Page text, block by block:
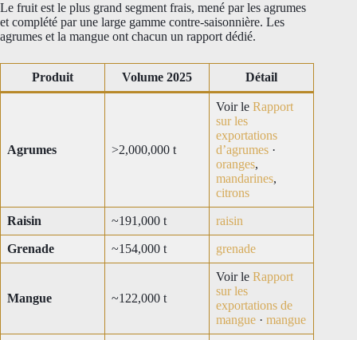
Le fruit est le plus grand segment frais, mené par les agrumes
et complété par une large gamme contre-saisonnière. Les
agrumes et la mangue ont chacun un rapport dédié.
Produit Volume 2025 Détail
Agrumes >2,000,000 t
Voir le Rapport
sur les
exportations
d’agrumes ·
oranges,
mandarines,
citrons
Raisin ~191,000 t raisin
Grenade ~154,000 t grenade
Mangue ~122,000 t
Voir le Rapport
sur les
exportations de
mangue · mangue